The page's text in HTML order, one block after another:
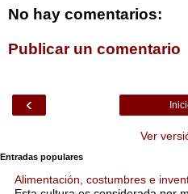
No hay comentarios:
Publicar un comentario
‹
Ver
Entradas populares
Alimentación, costumbres e